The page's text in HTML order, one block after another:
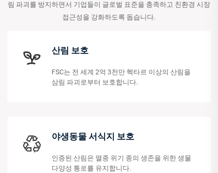
림 파괴를 방지하면서 기업들이 글로벌 표준을 충족하고 친환경 시장
접근성을 강화하도록 돕습니다.
산림 보호
FSC는 전 세계 2억 3천만 헥타르 이상의 산림을
삼림 파괴로부터 보호합니다.
야생동물 서식지 보호
인증된 산림은 멸종 위기 종의 생존을 위한 생물
다양성 통로를 유지합니다.